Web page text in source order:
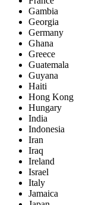
Gambia
Georgia
Germany
Ghana
Greece
Guatemala
Guyana
Haiti
Hong Kong
Hungary
India
Indonesia
Iran
Iraq
Ireland
Israel
Italy
Jamaica